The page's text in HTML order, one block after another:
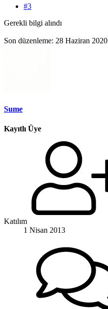
#3
Gerekli bilgi alındı
Son düzenleme: 28 Haziran 2020
Sume
Kayıtlı Üye
Katılım
1 Nisan 2013